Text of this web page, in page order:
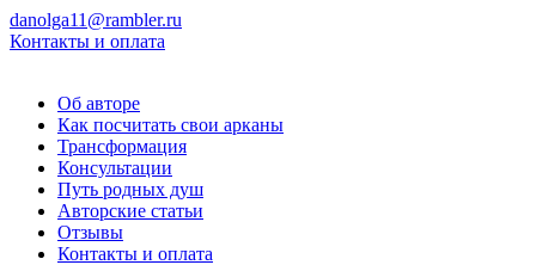
danolga11@rambler.ru
Контакты и оплата
Об авторе
Как посчитать свои арканы
Трансформация
Консультации
Путь родных душ
Авторские статьи
Отзывы
Контакты и оплата